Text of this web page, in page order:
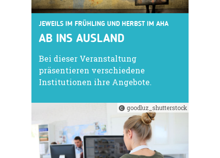
JEWEILS IM FRÜHLING UND HERBST IM AHA
AB INS AUSLAND
Bei dieser Veranstaltung
präsentieren verschiedene
Institutionen ihre Angebote.
goodluz_shutterstock